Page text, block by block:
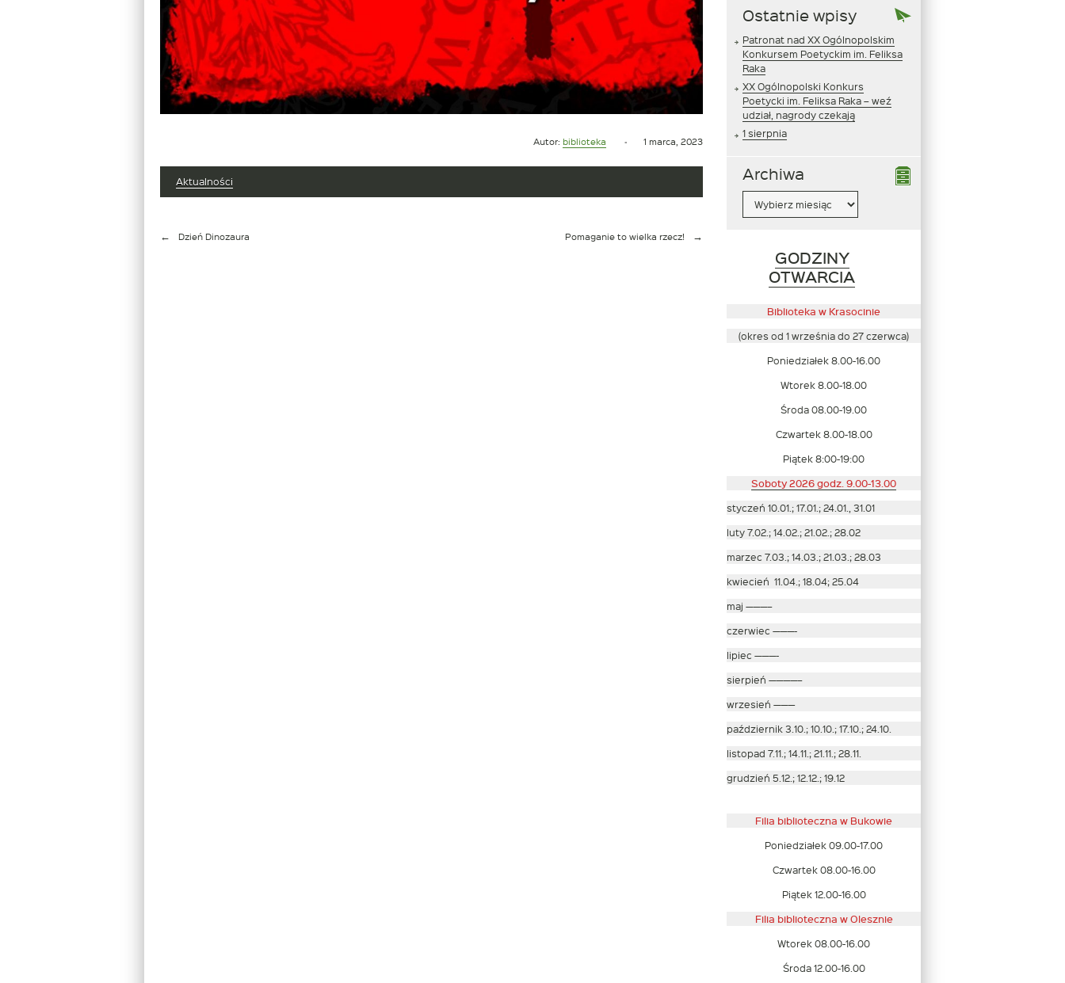
Autor: biblioteka Opublikowano
dniu
1 marca, 2023
Aktualności
Nawigacja
Dzień Dinozaura Pomaganie to wielka rzecz!
Ostatnie wpisy
Patronat nad XX Ogólnopolskim
Konkursem Poetyckim im. Feliksa
Raka
XX Ogólnopolski Konkurs
Poetycki im. Feliksa Raka – weź
udział, nagrody czekają
1 sierpnia
Archiwa
GODZINY
OTWARCIA
otwiera
się
w
nowym
oknie
Biblioteka w Krasocinie
(okres od 1 września do 27 czerwca)
Poniedziałek 8.00-16.00
Wtorek 8.00-18.00
Środa 08.00-19.00
Czwartek 8.00-18.00
Piątek 8:00-19:00
Soboty 2026 godz. 9.00-13.00
styczeń 10.01.; 17.01.; 24.01., 31.01
luty 7.02.; 14.02.; 21.02.; 28.02
marzec 7.03.; 14.03.; 21.03.; 28.03
kwiecień 11.04.; 18.04; 25.04
maj ———–
czerwiec ———-
lipiec ———-
sierpień ————–
wrzesień ———
październik 3.10.; 10.10.; 17.10.; 24.10.
listopad 7.11.; 14.11.; 21.11.; 28.11.
grudzień 5.12.; 12.12.; 19.12
Filia biblioteczna w Bukowie
Poniedziałek 09.00-17.00
Czwartek 08.00-16.00
Piątek 12.00-16.00
Filia biblioteczna w Olesznie
Wtorek 08.00-16.00
Środa 12.00-16.00